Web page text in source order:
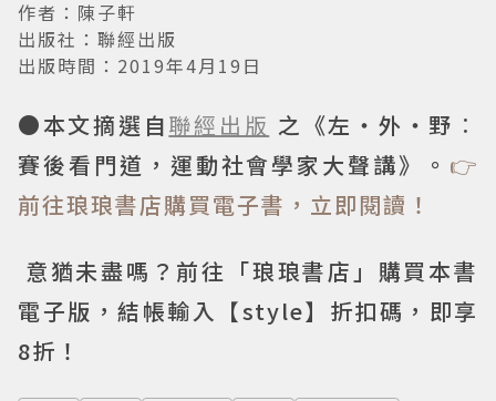
作者：陳子軒
出版社：聯經出版
出版時間：2019年4月19日
●本文摘選自聯經出版 之《左‧外‧野︰
賽後看門道，運動社會學家大聲講》。 👉
前往琅琅書店購買電子書，立即閱讀！
意猶未盡嗎？前往「琅琅書店」購買本書
電子版，結帳輸入【style】折扣碼，即享
8折！